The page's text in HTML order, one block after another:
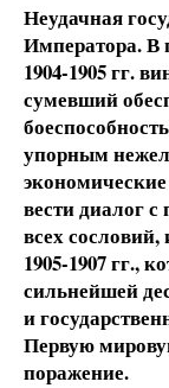
Неудачная
Императора. В
1904-1905 гг.
сумевший
упорным
вести диалог
всех
1905-1907 гг.,
сильнейшей
и
Первую
поражение.